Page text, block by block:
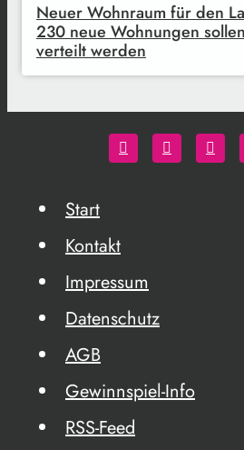
Neuer Wohnraum für den
230 neue Wohnungen
verteilt werden
Start
Kontakt
Impressum
Datenschutz
AGB
Gewinnspiel-Info
RSS-Feed